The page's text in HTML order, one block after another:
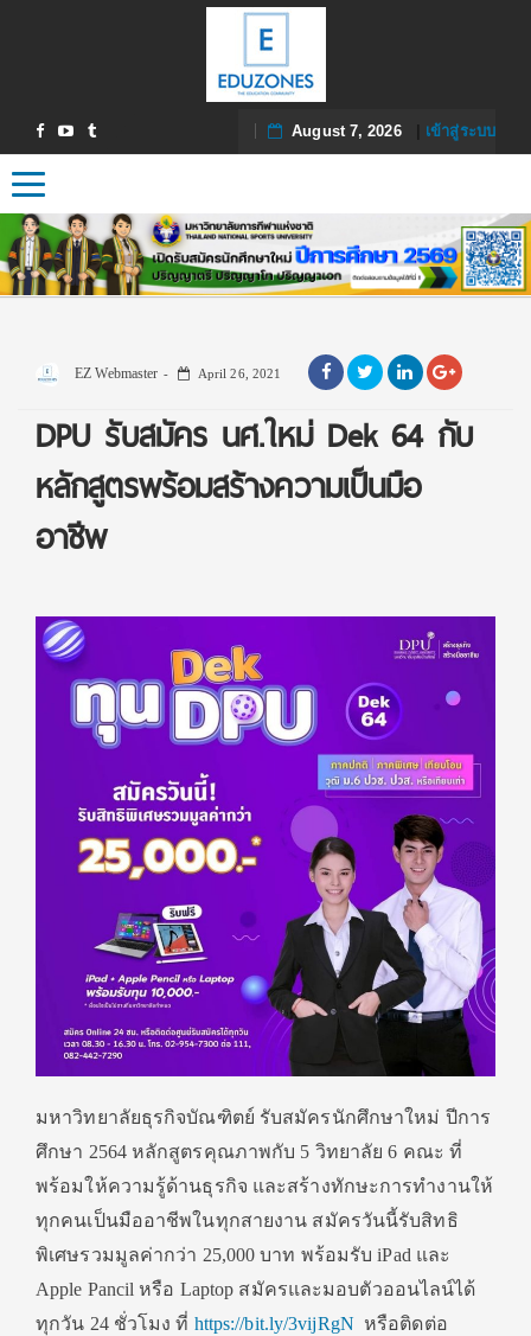
August 7, 2026| เข้าสู่ระบบ
Toggle navigation
EZ Webmaster April 26, 2021
DPU รับสมัคร นศ.ใหม่ Dek 64 กับ
หลักสูตรพร้อมสร้างความเป็นมือ
อาชีพ
มหาวิทยาลัยธุรกิจบัณฑิตย์ รับสมัครนักศึกษาใหม่ ปีการ
ศึกษา 2564 หลักสูตรคุณภาพกับ 5 วิทยาลัย 6 คณะ ที่
พร้อมให้ความรู้ด้านธุรกิจ และสร้างทักษะการทำงานให้
ทุกคนเป็นมืออาชีพในทุกสายงาน สมัครวันนี้รับสิทธิ
พิเศษรวมมูลค่ากว่า 25,000 บาท พร้อมรับ iPad และ
Apple Pancil หรือ Laptop สมัครและมอบตัวออนไลน์ได้
ทุกวัน 24 ชั่วโมง ที่ https://bit.ly/3vijRgN หรือติดต่อ